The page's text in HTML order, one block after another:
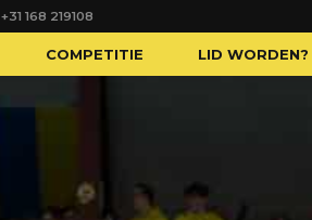
+31 168 219108
COMPETITIE LID WORDEN?